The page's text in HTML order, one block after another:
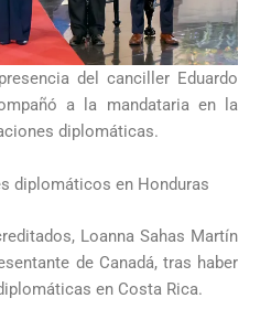
del canciller Eduardo
a la mandataria en la
diplomáticas.
diplomáticos en Honduras
Loanna Sahas Martín
de Canadá, tras haber
en Costa Rica.